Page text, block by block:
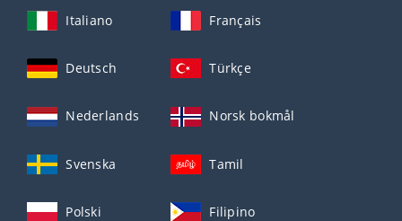
Italiano Français
Deutsch Türkçe
Nederlands Norsk bokmål
Svenska Tamil
Polski Filipino